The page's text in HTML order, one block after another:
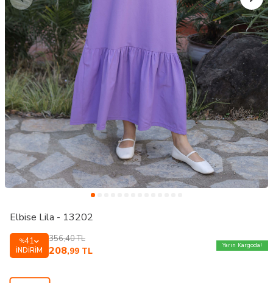
Elbise Lila - 13202
%41
İNDIRIM
356,40TL
208,99 TL
Yarın Kargoda!